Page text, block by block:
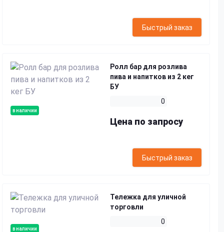
Быстрый заказ
в наличии
Ролл бар для розлива
пива и напитков из 2 кег
БУ
0
Цена по запросу
Быстрый заказ
в наличии
Тележка для уличной
торговли
0